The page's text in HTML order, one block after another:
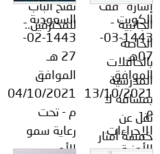
إشارة "قف "
الجانبية
الخاصة
بالحافلات
المدرسية
بمسافة لا
تقل عن
خمسة أمتار
تفتح الباب
للمخترقين..
الكويت ـ
1443-03-
07هـ
الموافق
13/10/2021
م -
الإجراءات
الأمنية
السعودية ـ
1443-02-
27 هـ
الموافق
04/10/2021
م - تحت
رعاية سمو
الأمير